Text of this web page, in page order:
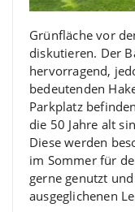
Grünfläche vor
diskutieren. Der
hervorragend,
bedeutenden
Parkplatz
die 50 Jahre alt
Diese werden
im Sommer für
gerne genutzt
ausgeglichenen